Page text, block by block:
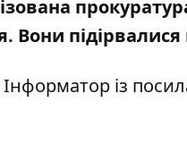
Вони
Інформатор із